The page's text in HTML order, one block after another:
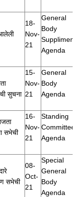
18-
Nov-
21
General
Body
Suppliment
Agenda
सुचना
15-
Nov-
21
General
Body
Agenda
सभेची
16-
Nov-
21
Standing
Committee
Agenda
सभेची
08-
Oct-
21
Special
General
Body
Agenda